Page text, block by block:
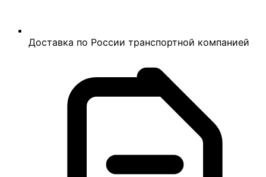
Доставка по России транспортной компанией